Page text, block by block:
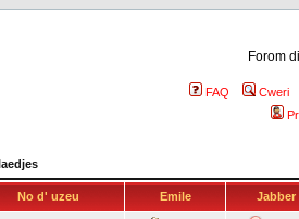
Forom
FAQ
Cweri
No d' uzeu Emile Jabber